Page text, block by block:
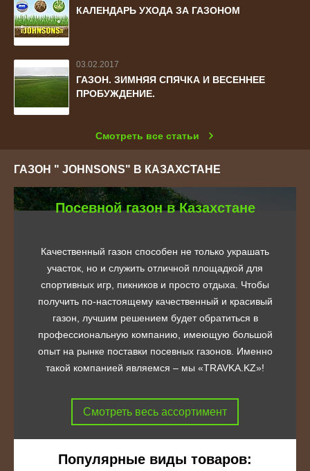
КАЛЕНДАРЬ УХОДА ЗА ГАЗОНОМ
03.02.2017
ГАЗОН. ЗИМНЯЯ СПЯЧКА И ВЕСЕННЕЕ
ПРОБУЖДЕНИЕ.
Смотреть все статьи
ГАЗОН " JOHNSONS" В КАЗАХСТАНЕ
Посевной газон в Казахстане
Качественный газон способен не только украшать
участок, но и служить отличной площадкой для
спортивных игр, пикников и просто отдыха. Чтобы
получить по-настоящему качественный и красивый
газон, лучшим решением будет обратиться в
профессиональную компанию, имеющую большой
опыт на рынке поставки посевных газонов. Именно
такой компанией являемся – мы «TRAVKA.KZ»!
Смотреть весь ассортимент
Популярные виды товаров: